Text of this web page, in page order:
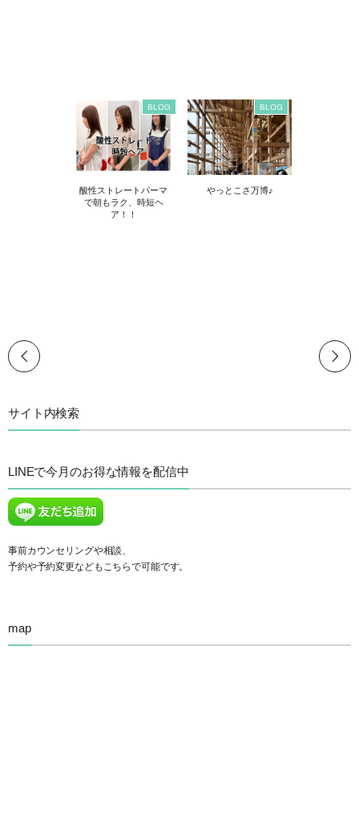
BLOG
酸性ストレートパーマ
で朝もラク、時短ヘ
ア！！
BLOG
やっとこさ万博♪
サイト内検索
LINEで今月のお得な情報を配信中
事前カウンセリングや相談、
予約や予約変更などもこちらで可能です。
map